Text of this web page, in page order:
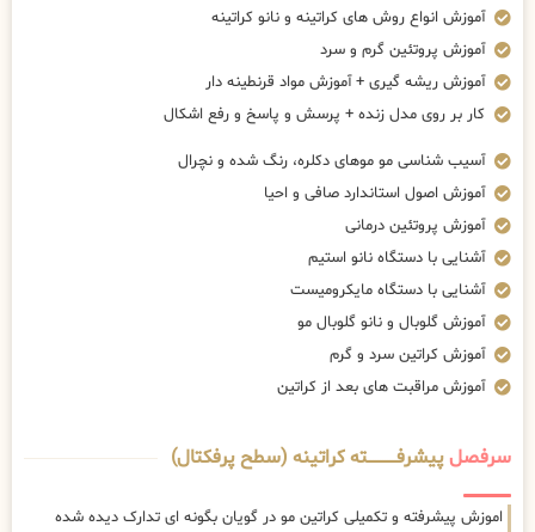
آموزش انواع روش های کراتینه و نانو کراتینه
آموزش پروتئین گرم و سرد
آموزش ریشه گیری + آموزش مواد قرنطینه دار
کار بر روی مدل زنده + پرسش و پاسخ و رفع اشکال
آسیب شناسی مو موهای دکلره، رنگ شده و نچرال
آموزش اصول استاندارد صافی و احیا
آموزش پروتئین درمانی
آشنایی با دستگاه نانو استیم
آشنایی با دستگاه مایکرومیست
آموزش گلوبال و نانو گلوبال مو
آموزش کراتین سرد و گرم
آموزش مراقبت های بعد از کراتین
سرفصلپیشرفــــــــــــته کراتینه (سطح پرفکتال)
اموزش پیشرفته و تکمیلی کراتین مو در گویان بگونه ای تدارک دیده شده